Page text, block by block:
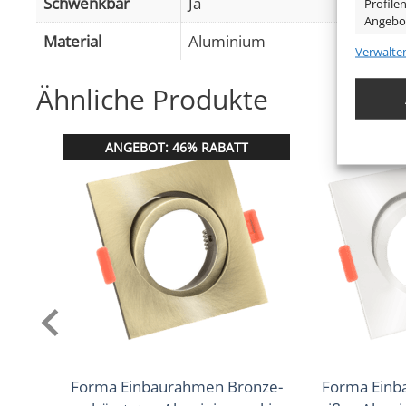
Material
Aluminium
Marke / Hersteller
Luxvenum
Herstellergarantie
6 Jahre
Ähnliche Produkte
ANGEBOT: 46% RABATT
Forma Einbaurahmen Bronze-
Forma